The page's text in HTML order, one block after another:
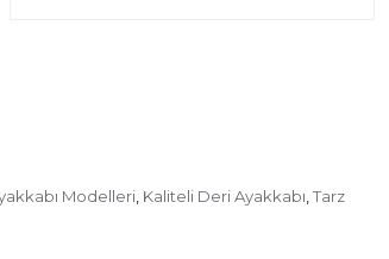
Modelleri, Kaliteli Deri Ayakkabı, Tarz